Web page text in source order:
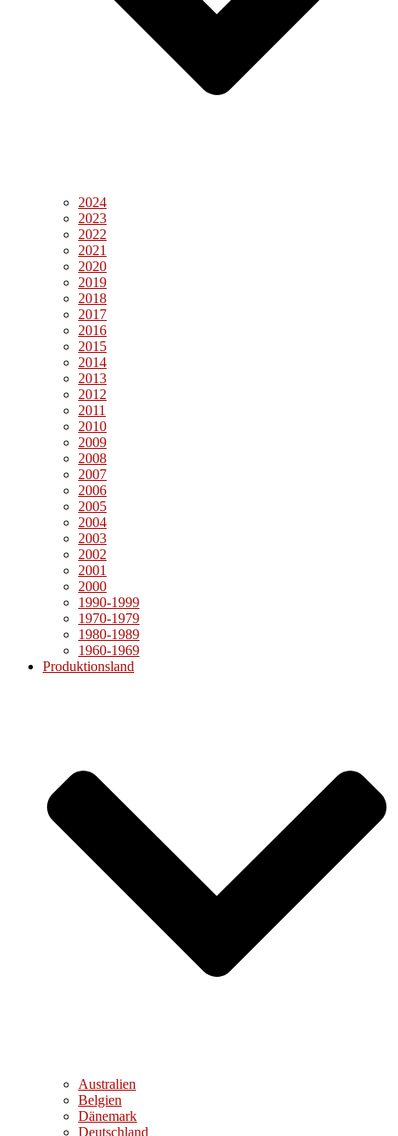
2024
2023
2022
2021
2020
2019
2018
2017
2016
2015
2014
2013
2012
2011
2010
2009
2008
2007
2006
2005
2004
2003
2002
2001
2000
1990-1999
1970-1979
1980-1989
1960-1969
Produktionsland
Australien
Belgien
Dänemark
Deutschland